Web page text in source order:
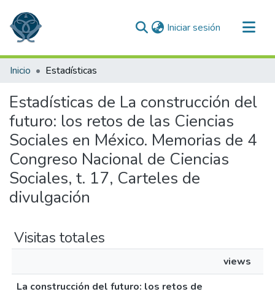
Iniciar sesión (current)
Comunidades
Inicio Estadísticas
Estadísticas de La construcción del
futuro: los retos de las Ciencias
Sociales en México. Memorias de 4
Congreso Nacional de Ciencias
Sociales, t. 17, Carteles de
divulgación
Visitas totales
views
La construcción del futuro: los retos de